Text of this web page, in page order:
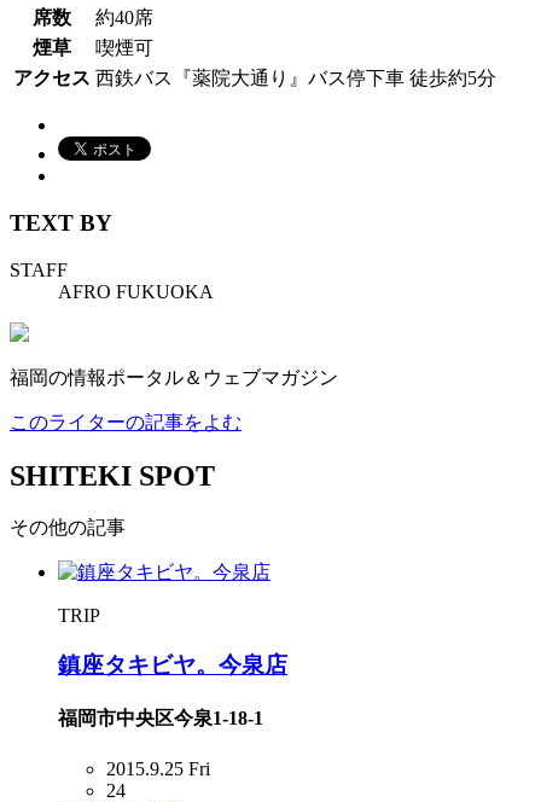
席数
約40席
煙草
喫煙可
アクセス 西鉄バス『薬院大通り』バス停下車 徒歩約5分
TEXT BY
STAFF
AFRO FUKUOKA
福岡の情報ポータル＆ウェブマガジン
このライターの記事をよむ
SHITEKI SPOT
その他の記事
TRIP
鎮座タキビヤ。今泉店
福岡市中央区今泉1-18-1
2015.9.25 Fri
24